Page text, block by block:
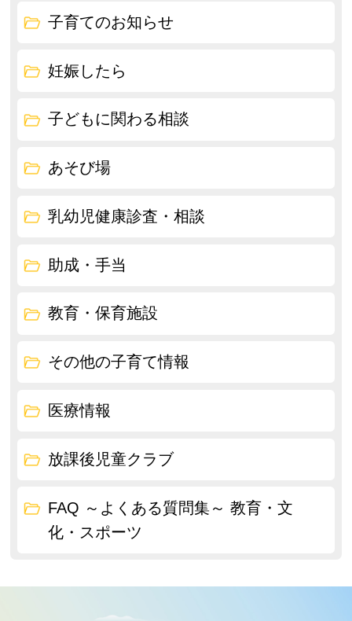
子育てのお知らせ
妊娠したら
子どもに関わる相談
あそび場
乳幼児健康診査・相談
助成・手当
教育・保育施設
その他の子育て情報
医療情報
放課後児童クラブ
FAQ ～よくある質問集～ 教育・文
化・スポーツ